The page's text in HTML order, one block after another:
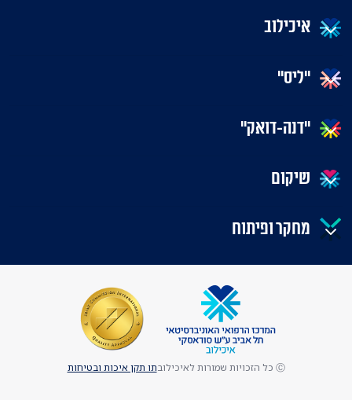
איכילוב
"ליס"
"דנה-דואק"
שיקום
מחקר ופיתוח
Ⓒ כל הזכויות שמורות לאיכילוב תו תקן איכות ובטיחות